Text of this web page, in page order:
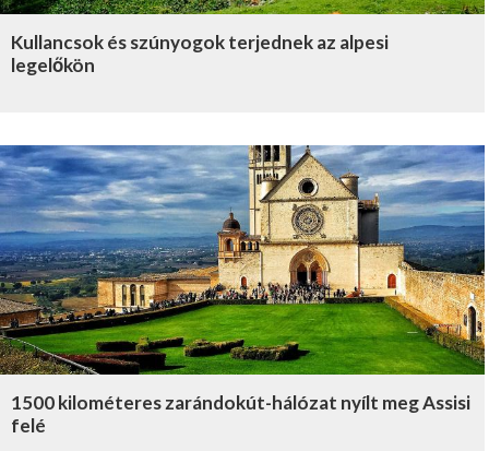
Kullancsok és szúnyogok terjednek az alpesi
legelőkön
1500 kilométeres zarándokút-hálózat nyílt meg Assisi
felé